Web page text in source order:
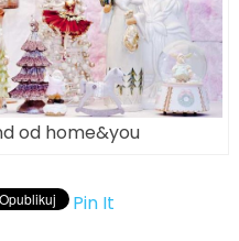
od home&you
Pin It